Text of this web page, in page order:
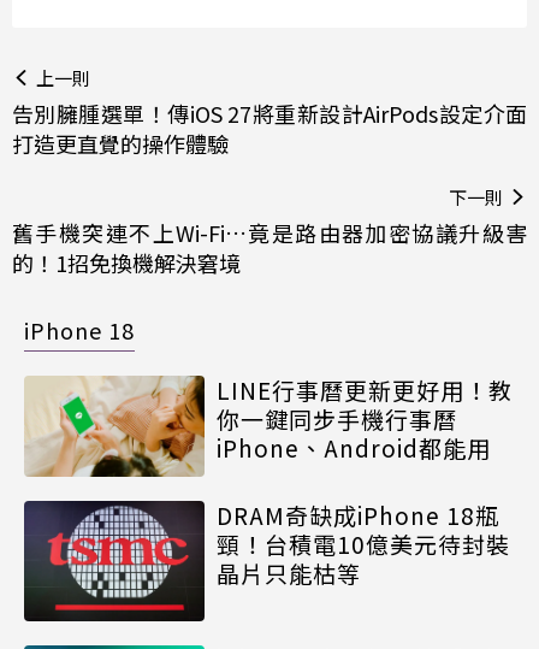
上一則
告別臃腫選單！傳iOS 27將重新設計AirPods設定介面
打造更直覺的操作體驗
下一則
舊手機突連不上Wi-Fi…竟是路由器加密協議升級害
的！1招免換機解決窘境
iPhone 18
LINE行事曆更新更好用！教
你一鍵同步手機行事曆
iPhone、Android都能用
DRAM奇缺成iPhone 18瓶
頸！台積電10億美元待封裝
晶片只能枯等